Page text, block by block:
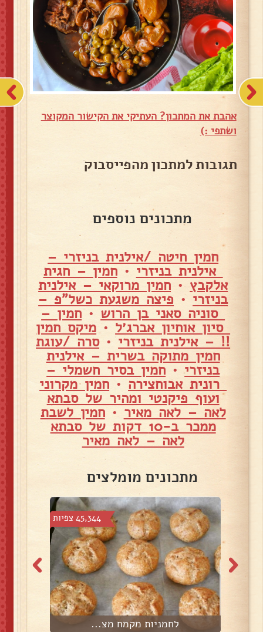
אהבת את המתכון? העתיקי את הקישור המקוצר
ושתפי :)
תגובות למתכון מהפייסבוק
מתכונים נוספים
חמין חיטה /אילנית בניזרי –
אילנית בניזרי •חמין – חגית
אלקבץ • חמין מרוקאי – אילנית
בניזרי • פיצה משגעת כשל"פ –
סוניה סאני בן הרוש •חמין –
סיון אוחיון אברג׳ל • מיקס חמין
!! – אילנית בניזרי•סרה /עוגת
חמין מתוקה בשרית – אילנית
בניזרי• חמין בסיר חשמלי –
רונית אבוחצירה • חמין מקרוני
ועוף פיקנטי ומהיר של סבתא
לאה – לאה מאיר •חמין לשבת
ממכר ב-10 דקות של סבתא
לאה – לאה מאיר
מתכונים מומלצים
45,344 צפיות
לחמניות מקמח מצ...